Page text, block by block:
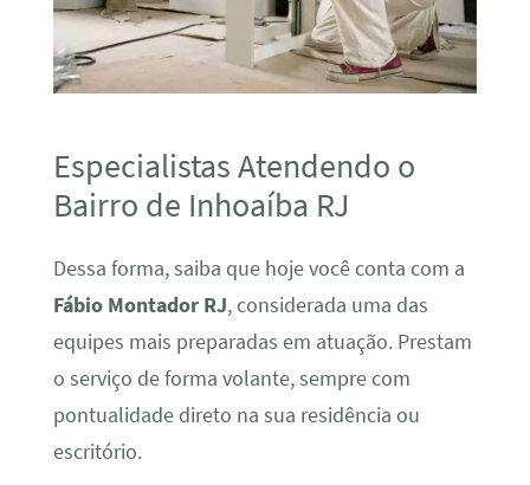
Especialistas Atendendo o
Bairro de Inhoaíba RJ
Dessa forma, saiba que hoje você conta com a
Fábio Montador RJ, considerada uma das
equipes mais preparadas em atuação. Prestam
o serviço de forma volante, sempre com
pontualidade direto na sua residência ou
escritório.